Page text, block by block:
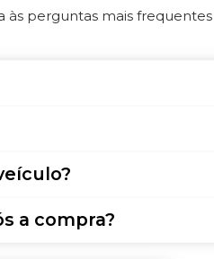
às perguntas mais frequentes
a compra?